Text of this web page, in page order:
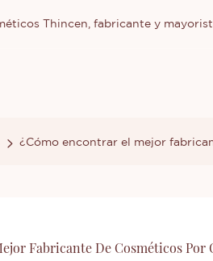
Thincen, fabricante y
¿Cómo encontrar el mejor
Fabricante De Cosméticos Por